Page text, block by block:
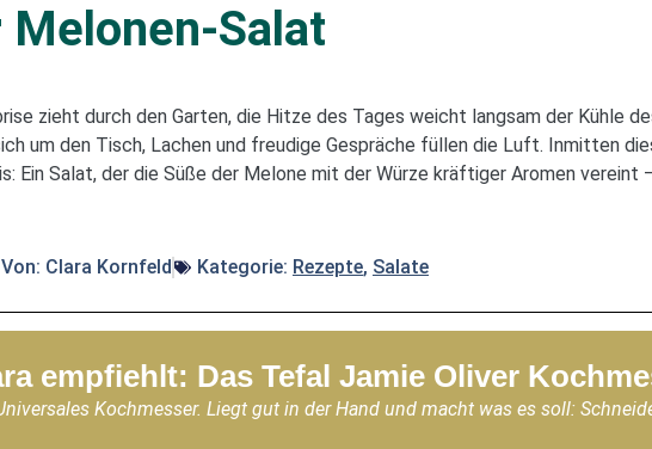
Melonen-Salat
zieht durch den Garten, die Hitze des Tages weicht langsam der Kühle
um den Tisch, Lachen und freudige Gespräche füllen die Luft. Inmitten
Ein Salat, der die Süße der Melone mit der Würze kräftiger Aromen vereint
Von: Clara Kornfeld Kategorie: Rezepte, Salate
empfiehlt: Das Tefal Jamie Oliver
Kochmesser. Liegt gut in der Hand und macht was es soll: